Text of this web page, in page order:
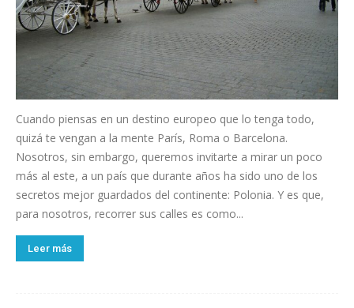
Cuando piensas en un destino europeo que lo tenga todo,
quizá te vengan a la mente París, Roma o Barcelona.
Nosotros, sin embargo, queremos invitarte a mirar un poco
más al este, a un país que durante años ha sido uno de los
secretos mejor guardados del continente: Polonia. Y es que,
para nosotros, recorrer sus calles es como...
Leer más